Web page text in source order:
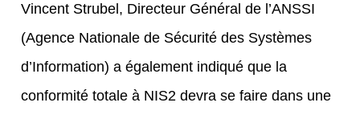
Vincent Strubel, Directeur Général de l’ANSSI
(Agence Nationale de Sécurité des Systèmes
d’Information) a également indiqué que la
conformité totale à NIS2 devra se faire dans une